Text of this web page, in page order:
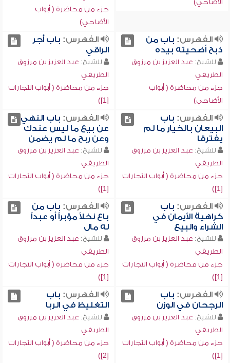
الأضاحي)
جزء من محاضرة ( أبواب
الأضاحي)
الفهرس: باب من
ذبح أضحيته بيده
للشيخ: عبد العزيز بن مرزوق
الطريفي
جزء من محاضرة ( أبواب
الأضاحي)
الفهرس: باب أجر
الراقي
للشيخ: عبد العزيز بن مرزوق
الطريفي
جزء من محاضرة ( أبواب التجارات
[1])
الفهرس: باب
البيعان بالخيار ما لم
يفترقا
للشيخ: عبد العزيز بن مرزوق
الطريفي
جزء من محاضرة ( أبواب التجارات
[1])
الفهرس: باب النهي
عن بيع ما ليس عندك
وعن ربح ما لم يضمن
للشيخ: عبد العزيز بن مرزوق
الطريفي
جزء من محاضرة ( أبواب التجارات
[1])
الفهرس: باب
كراهية الأيمان في
الشراء والبيع
للشيخ: عبد العزيز بن مرزوق
الطريفي
جزء من محاضرة ( أبواب التجارات
[1])
الفهرس: باب من
باع نخلاً مؤبراً أو عبداً
له مال
للشيخ: عبد العزيز بن مرزوق
الطريفي
جزء من محاضرة ( أبواب التجارات
[1])
الفهرس: باب
الرجحان في الوزن
للشيخ: عبد العزيز بن مرزوق
الطريفي
جزء من محاضرة ( أبواب التجارات
[1])
الفهرس: باب
التغليظ في الربا
للشيخ: عبد العزيز بن مرزوق
الطريفي
جزء من محاضرة ( أبواب التجارات
[2])